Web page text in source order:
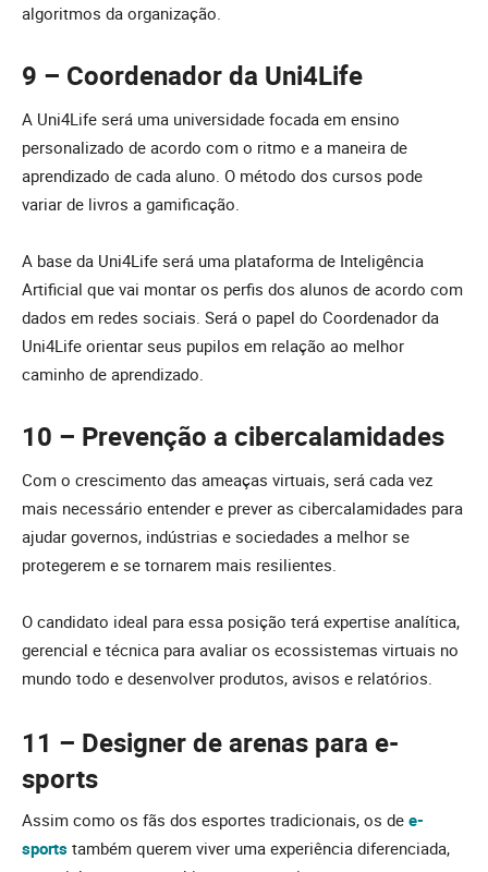
algoritmos da organização.
9 – Coordenador da Uni4Life
A Uni4Life será uma universidade focada em ensino
personalizado de acordo com o ritmo e a maneira de
aprendizado de cada aluno. O método dos cursos pode
variar de livros a gamificação.
A base da Uni4Life será uma plataforma de Inteligência
Artificial que vai montar os perfis dos alunos de acordo com
dados em redes sociais. Será o papel do Coordenador da
Uni4Life orientar seus pupilos em relação ao melhor
caminho de aprendizado.
10 – Prevenção a cibercalamidades
Com o crescimento das ameaças virtuais, será cada vez
mais necessário entender e prever as cibercalamidades para
ajudar governos, indústrias e sociedades a melhor se
protegerem e se tornarem mais resilientes.
O candidato ideal para essa posição terá expertise analítica,
gerencial e técnica para avaliar os ecossistemas virtuais no
mundo todo e desenvolver produtos, avisos e relatórios.
11 – Designer de arenas para e-
sports
Assim como os fãs dos esportes tradicionais, os de e-
sports também querem viver uma experiência diferenciada,